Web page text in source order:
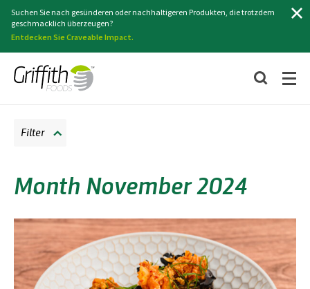
Suchen Sie nach gesünderen oder nachhaltigeren Produkten, die trotzdem
geschmacklich überzeugen?
Entdecken Sie Craveable Impact.
Month November 2024
Filter